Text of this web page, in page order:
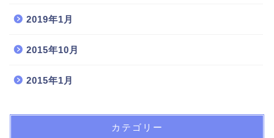
2019年1月
2015年10月
2015年1月
カテゴリー